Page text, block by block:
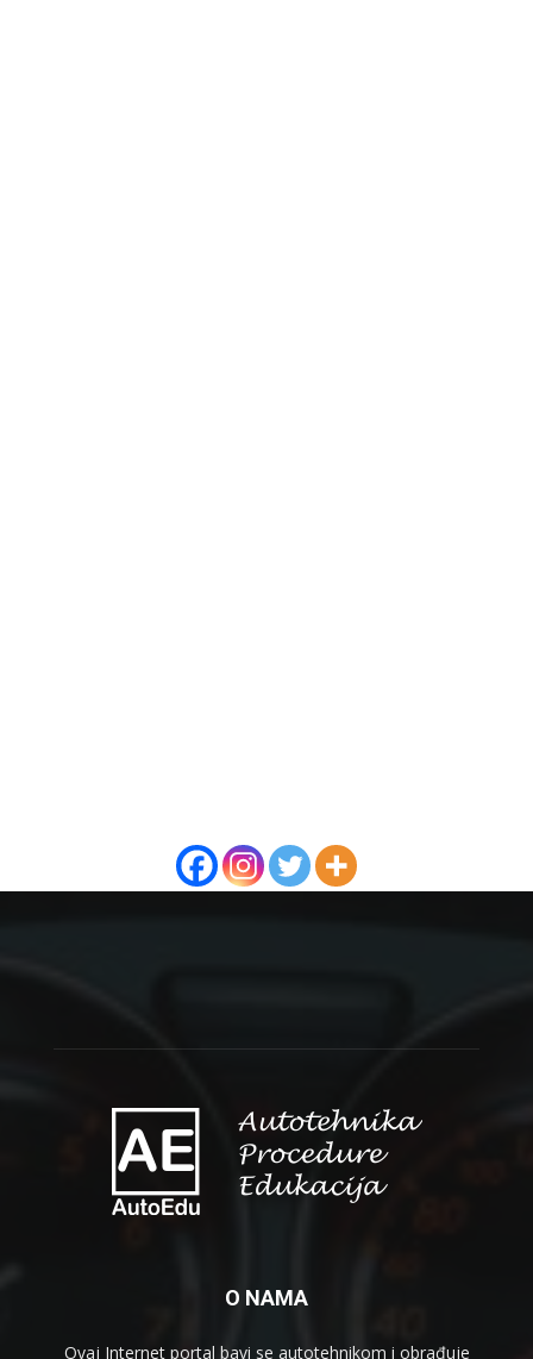
O NAMA
Ovaj Internet portal bavi se autotehnikom i obrađuje